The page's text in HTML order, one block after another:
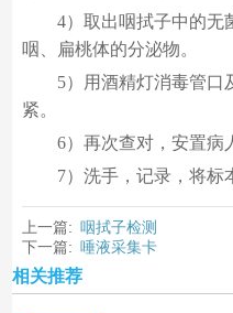
4）取出咽拭子中的无
咽、扁桃体的分泌物。
5）用酒精灯消毒管口
紧。
6）再次查对，安置病
7）洗手，记录，将标
上一篇: 咽拭子检测
下一篇: 唾液采集卡
相关推荐